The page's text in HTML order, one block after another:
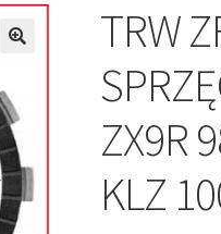
TRW
ZX9R
KLZ